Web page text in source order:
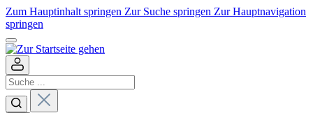
Zum Hauptinhalt springen Zur Suche springen Zur Hauptnavigation
springen